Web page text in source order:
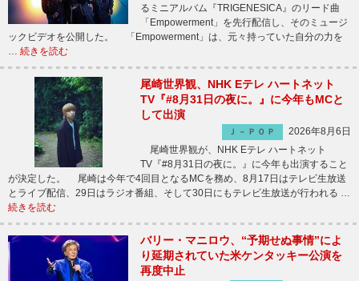
るミニアルバム『TRIGENESICA』のリード曲
「Empowerment」を先行配信し、そのミュージ
ックビデオを公開した。 「Empowerment」は、元々持っていた自分の力を
… 続きを読む
尾崎世界観、NHK Eテレ ハートネット
TV『#8月31日の夜に。』に今年もMCと
して出演
Ｊ－ＰＯＰ
2026年8月6日
尾崎世界観が、NHK Eテレ ハートネット
TV『#8月31日の夜に。』に今年も出演すること
が決定した。 尾崎は今年で4回目となるMCを務め、8月17日はテレビ生放送
とライブ配信、29日はラジオ番組、そして30日にもテレビ生放送が行われる …
続きを読む
バリー・マニロウ、“予期せぬ事情”によ
り延期されていた米ケンタッキー公演を
再度中止